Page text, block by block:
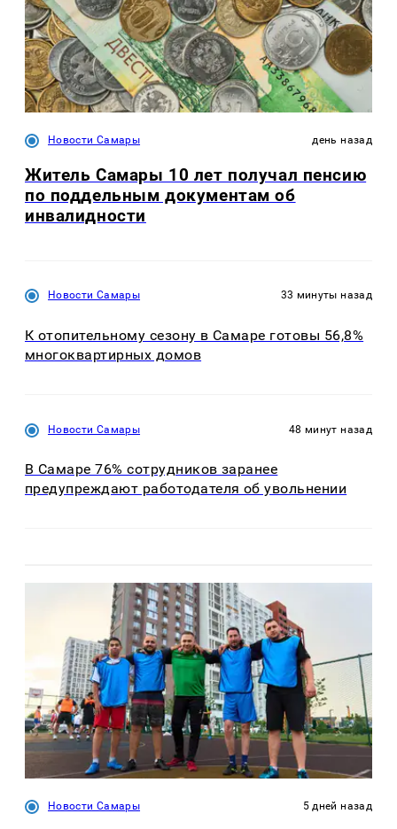
Новости Самары день назад
Житель Самары 10 лет получал пенсию
по поддельным документам об
инвалидности
Новости Самары 33 минуты назад
К отопительному сезону в Самаре готовы 56,8%
многоквартирных домов
Новости Самары 48 минут назад
В Самаре 76% сотрудников заранее
предупреждают работодателя об увольнении
Новости Самары 5 дней назад